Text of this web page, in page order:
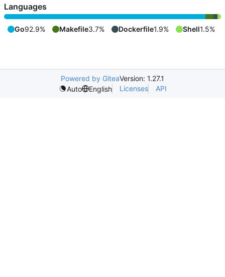
Languages
Go92.9% Makefile3.7% Dockerfile1.9% Shell1.5%
Powered by GiteaVersion: 1.27.1
Auto
English Licenses API